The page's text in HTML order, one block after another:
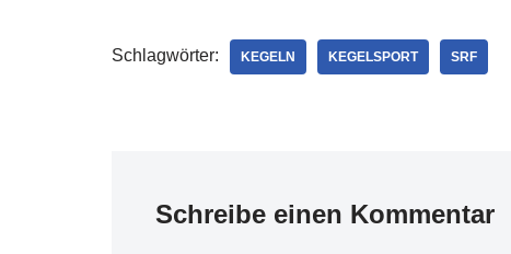
Schlagwörter: KEGELN KEGELSPORT SRF
Schreibe einen Kommentar